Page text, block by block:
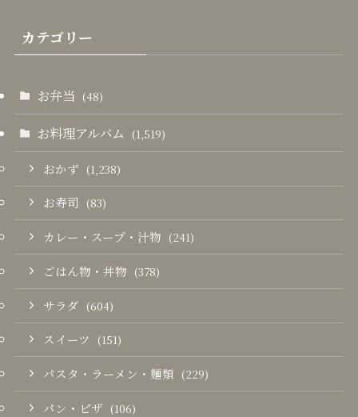
カテゴリー
お弁当 (48)
お料理アルバム (1,519)
おかず (1,238)
お寿司 (83)
カレー・スープ・汁物 (241)
ごはん物・丼物 (378)
サラダ (604)
スイーツ (151)
パスタ・ラーメン・麺類 (229)
パン・ピザ (106)